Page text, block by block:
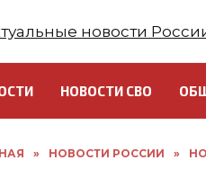
НОВОСТИ СВО
» НОВОСТИ РОССИИ »